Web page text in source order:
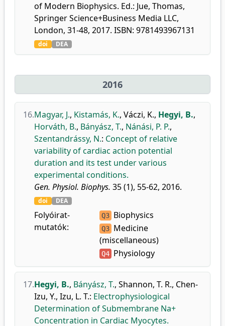
of Modern Biophysics. Ed.: Jue, Thomas,
Springer Science+Business Media LLC,
London, 31-48, 2017. ISBN: 9781493967131
doi DEA
2016
16.Magyar, J., Kistamás, K., Váczi, K., Hegyi, B.,
Horváth, B., Bányász, T., Nánási, P. P.,
Szentandrássy, N.: Concept of relative
variability of cardiac action potential
duration and its test under various
experimental conditions.
Gen. Physiol. Biophys. 35 (1), 55-62, 2016.
doi DEA
Folyóirat-
mutatók:
Q3 Biophysics
Q3 Medicine
(miscellaneous)
Q4 Physiology
17.Hegyi, B., Bányász, T., Shannon, T. R., Chen-
Izu, Y., Izu, L. T.: Electrophysiological
Determination of Submembrane Na+
Concentration in Cardiac Myocytes.